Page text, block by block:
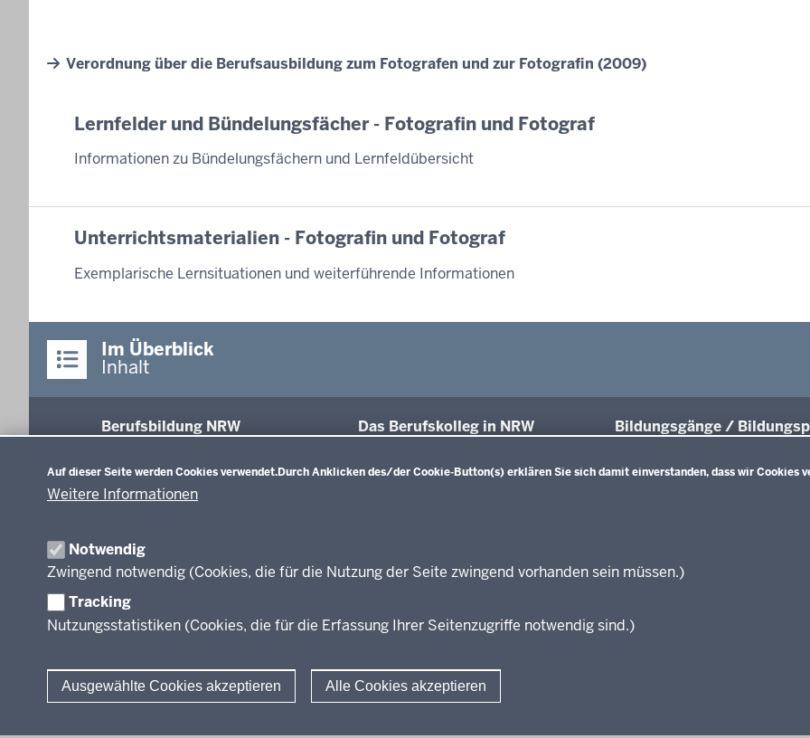
Auf dieser Seite werden Cookies verwendet.Durch Anklicken des/der Cookie-Button(s) erklären Sie sich damit einverstanden, dass wir Cookies
Weitere Informationen
Notwendig
Zwingend notwendig (Cookies, die für die Nutzung der Seite zwingend vorhanden sein müssen.)
Tracking
Nutzungsstatistiken (Cookies, die für die Erfassung Ihrer Seitenzugriffe notwendig sind.)
Ausgewählte Cookies akzeptieren Alle Cookies akzeptieren
Verordnung über die Berufsausbildung zum Fotografen und zur Fotografin (2009)
Lernfelder und Bündelungsfächer - Fotografin und Fotograf
Informationen zu Bündelungsfächern und Lernfeldübersicht
Unterrichtsmaterialien - Fotografin und Fotograf
Exemplarische Lernsituationen und weiterführende Informationen
Im Überblick
Inhalt
Berufsbildung NRW Das Berufskolleg in NRW
Fachkräfte von morgen
Weiterführende Links
Bildungsgänge /
Bildungspläne
Fachoberschule (Anlage C)
Bildungspläne Berufliches
Bildungspläne Fachschule (Anlage
© 2026 Berufsbildung